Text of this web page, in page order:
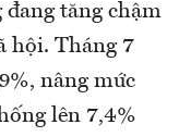
tăng chậm
hội. Tháng 7
nâng mức
lên 7,4%